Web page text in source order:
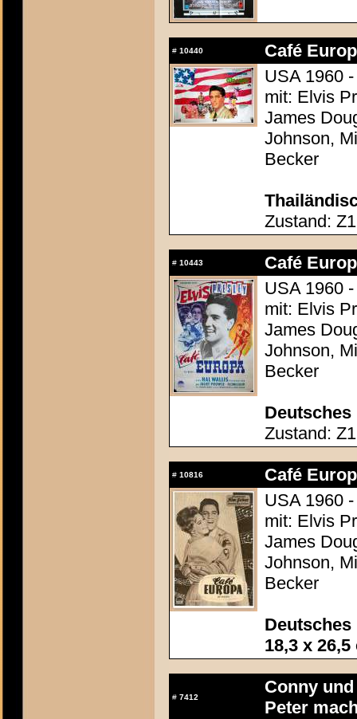
# 10440
Café
USA 1960
mit: Elvis
James
Johnson,
Becker
Zustand:
# 10443
Café
USA 1960
mit: Elvis
James
Johnson,
Becker
Deutsches
Zustand:
# 10816
Café
USA 1960
mit: Elvis
James
Johnson,
Becker
18,3 x 26,5
# 7412
Conny
Peter